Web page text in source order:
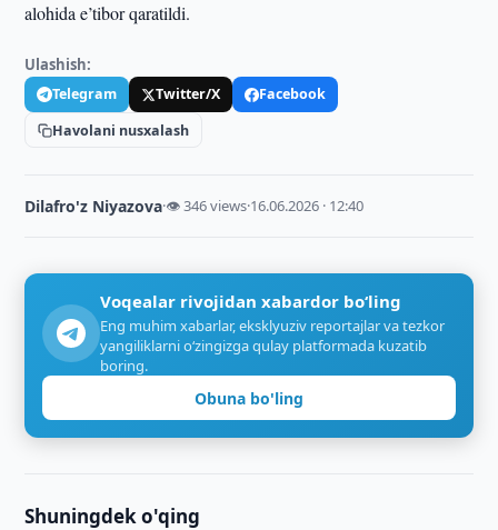
alohida e’tibor qaratildi.
Ulashish:
Telegram Twitter/X
Facebook
Havolani nusxalash
Dilafro'z Niyazova·👁 346 views·16.06.2026 · 12:40
Voqealar rivojidan xabardor bo‘ling
Eng muhim xabarlar, eksklyuziv reportajlar va tezkor
yangiliklarni o‘zingizga qulay platformada kuzatib
boring.
Obuna bo'ling
Shuningdek o'qing